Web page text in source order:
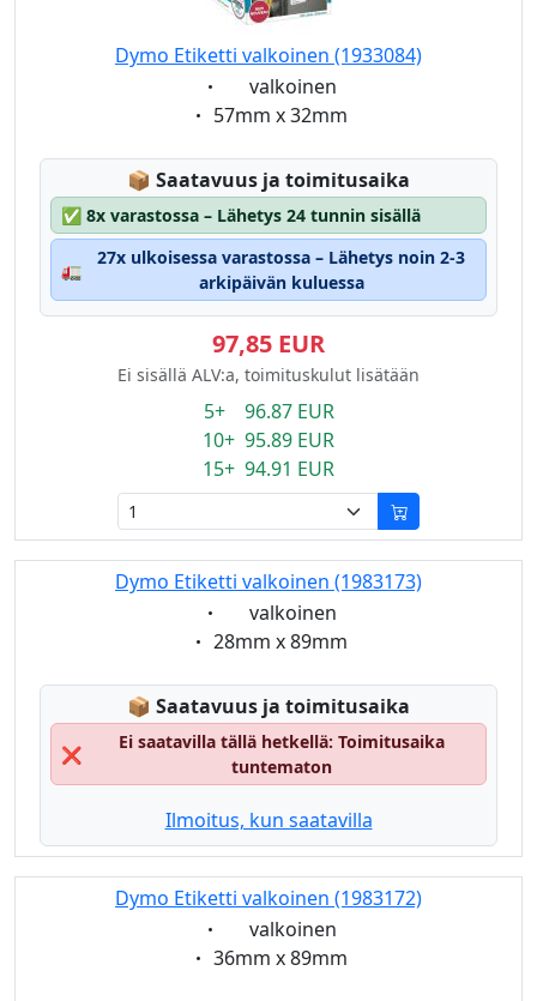
Dymo Etiketti valkoinen (1933084)
Eigenschaft:
valkoinen
Eigenschaft:
57mm x 32mm
📦 Lagerstatus:
Saatavuus ja toimitusaika
✅ 8x varastossa – Lähetys 24 tunnin sisällä
🚛
27x ulkoisessa varastossa – Lähetys noin 2-3
arkipäivän kuluessa
97,85 EUR
Ei sisällä ALV:a, toimituskulut lisätään
5+ 96.87 EUR
10+ 95.89 EUR
15+ 94.91 EUR
Dymo Etiketti valkoinen (1983173)
Eigenschaft:
valkoinen
Eigenschaft:
28mm x 89mm
📦 Lagerstatus:
Saatavuus ja toimitusaika
❌
Ei saatavilla tällä hetkellä: Toimitusaika
tuntematon
Ilmoitus, kun saatavilla
Dymo Etiketti valkoinen (1983172)
Eigenschaft:
valkoinen
Eigenschaft:
36mm x 89mm